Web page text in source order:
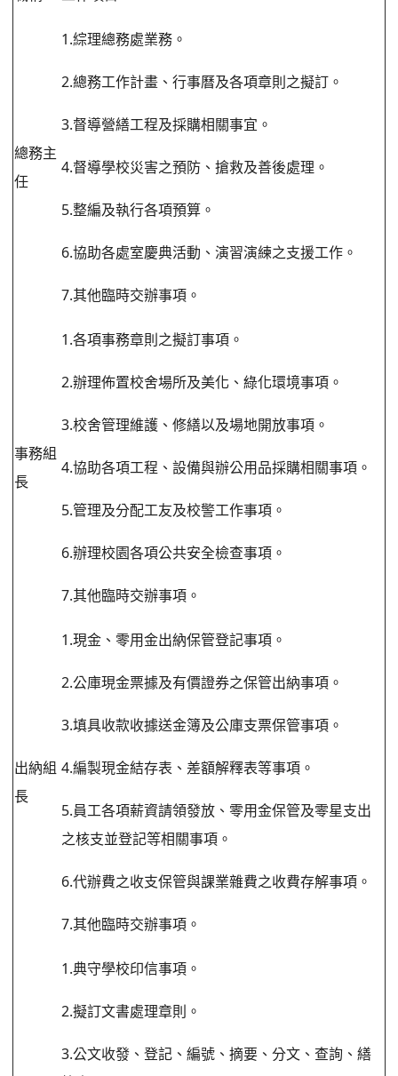
總務主
任
1.綜理總務處業務。
2.總務工作計畫、行事曆及各項章則之擬訂。
3.督導營繕工程及採購相關事宜。
4.督導學校災害之預防、搶救及善後處理。
5.整編及執行各項預算。
6.協助各處室慶典活動、演習演練之支援工作。
7.其他臨時交辦事項。
事務組
長
1.各項事務章則之擬訂事項。
2.辦理佈置校舍場所及美化、綠化環境事項。
3.校舍管理維護、修繕以及場地開放事項。
4.協助各項工程、設備與辦公用品採購相關事項。
5.管理及分配工友及校警工作事項。
6.辦理校園各項公共安全檢查事項。
7.其他臨時交辦事項。
出納組
長
1.現金、零用金出納保管登記事項。
2.公庫現金票據及有價證券之保管出納事項。
3.填具收款收據送金簿及公庫支票保管事項。
4.編製現金結存表、差額解釋表等事項。
5.員工各項薪資請領發放、零用金保管及零星支出
之核支並登記等相關事項。
6.代辦費之收支保管與課業雜費之收費存解事項。
7.其他臨時交辦事項。
1.典守學校印信事項。
2.擬訂文書處理章則。
3.公文收發、登記、編號、摘要、分文、查詢、繕